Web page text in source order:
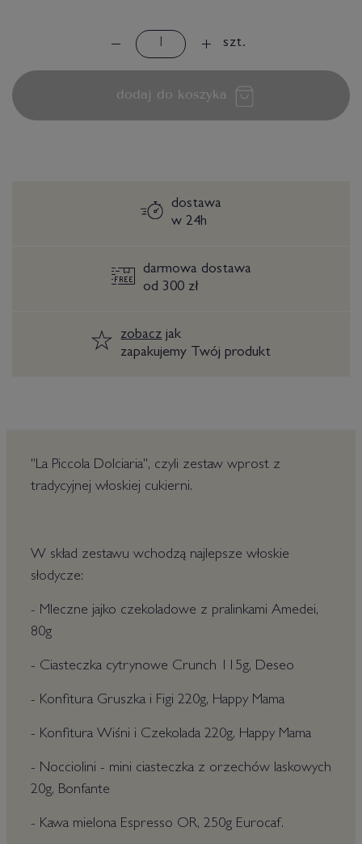
szt.
dodaj do koszyka
dostawa
w 24h
darmowa dostawa
od 300 zł
zobaczjak
zapakujemy Twój produkt
"La Piccola Dolciaria", czyli zestaw wprost z
tradycyjnej włoskiej cukierni.
W skład zestawu wchodzą najlepsze włoskie
słodycze:
- Mleczne jajko czekoladowe z pralinkami Amedei,
80g
- Ciasteczka cytrynowe Crunch 115g, Deseo
- Konfitura Gruszka i Figi 220g, Happy Mama
- Konfitura Wiśni i Czekolada 220g, Happy Mama
- Nocciolini - mini ciasteczka z orzechów laskowych
20g, Bonfante
- Kawa mielona Espresso OR, 250g Eurocaf.